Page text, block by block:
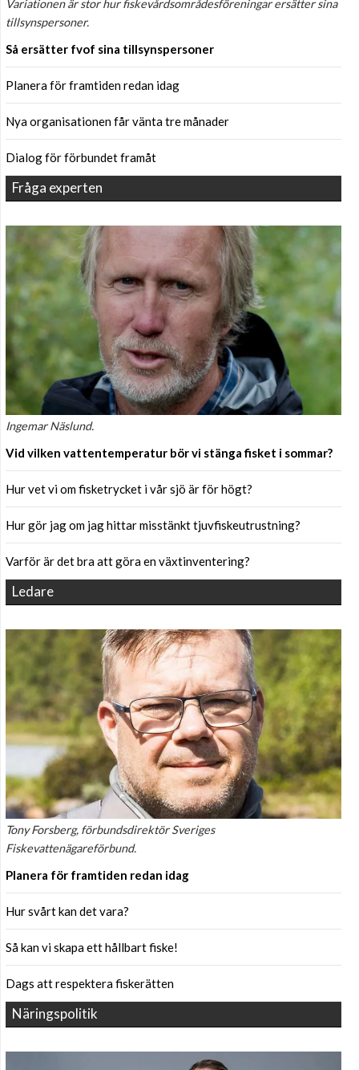
Variationen är stor hur fiskevårdsområdesföreningar ersätter sina
tillsynspersoner.
Så ersätter fvof sina tillsynspersoner
Planera för framtiden redan idag
Nya organisationen får vänta tre månader
Dialog för förbundet framåt
Fråga experten
Ingemar Näslund.
Vid vilken vattentemperatur bör vi stänga fisket i sommar?
Hur vet vi om fisketrycket i vår sjö är för högt?
Hur gör jag om jag hittar misstänkt tjuvfiskeutrustning?
Varför är det bra att göra en växtinventering?
Ledare
Tony Forsberg, förbundsdirektör Sveriges
Fiskevattenägareförbund.
Planera för framtiden redan idag
Hur svårt kan det vara?
Så kan vi skapa ett hållbart fiske!
Dags att respektera fiskerätten
Näringspolitik